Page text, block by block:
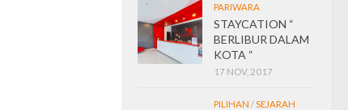
PARIWARA
STAYCATION “
BERLIBUR DALAM
KOTA “
17 NOV, 2017
PILIHAN /SEJARAH